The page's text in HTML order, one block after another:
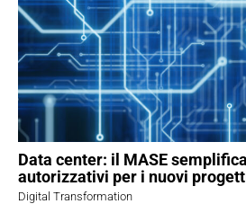
Data center: il MASE
autorizzativi per i nuovi
Digital Transformation